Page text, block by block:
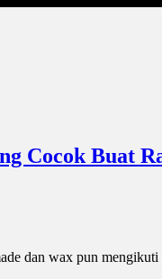
Cocok Buat
dan wax pun